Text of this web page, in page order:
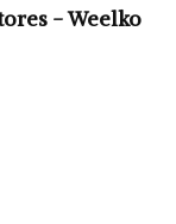
- Weelko